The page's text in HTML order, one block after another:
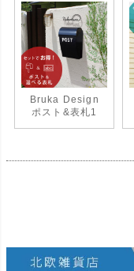
Bruka Design
ポスト&表札1